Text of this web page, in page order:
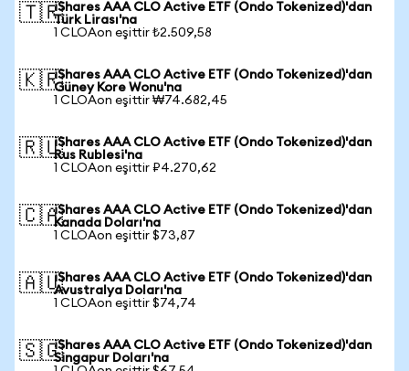
🇹🇷iShares AAA CLO Active ETF (Ondo Tokenized)'dan
Türk Lirası'na
1 CLOAon eşittir ₺2.509,58
🇰🇷iShares AAA CLO Active ETF (Ondo Tokenized)'dan
Güney Kore Wonu'na
1 CLOAon eşittir ₩74.682,45
🇷🇺iShares AAA CLO Active ETF (Ondo Tokenized)'dan
Rus Rublesi'na
1 CLOAon eşittir ₽4.270,62
🇨🇦iShares AAA CLO Active ETF (Ondo Tokenized)'dan
Kanada Doları'na
1 CLOAon eşittir $73,87
🇦🇺iShares AAA CLO Active ETF (Ondo Tokenized)'dan
Avustralya Doları'na
1 CLOAon eşittir $74,74
🇸🇬iShares AAA CLO Active ETF (Ondo Tokenized)'dan
Singapur Doları'na